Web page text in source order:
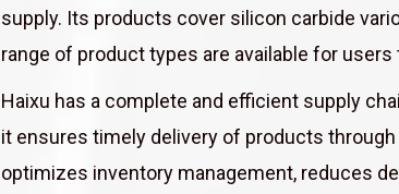
supply. Its products cover silicon carbide
range of product types are available for
Haixu has a complete and efficient supply
it ensures timely delivery of products
optimizes inventory management, reduces